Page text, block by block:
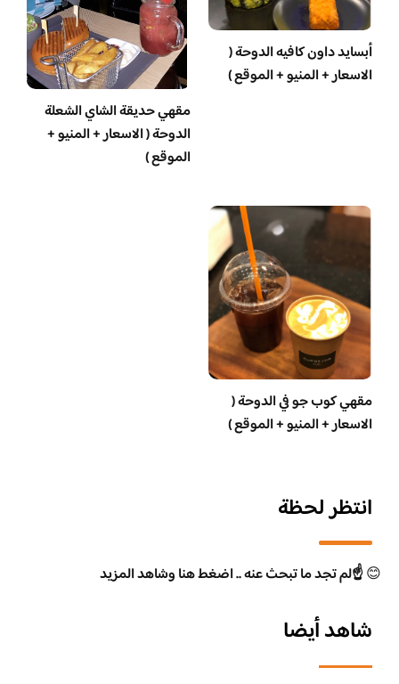
أبسايد داون كافيه الدوحة (
الاسعار + المنيو + الموقع )
مقهي حديقة الشاي الشعلة
الدوحة ( الاسعار + المنيو +
الموقع )
مقهي كوب جو في الدوحة (
الاسعار + المنيو + الموقع )
انتظر لحظة
😊☝️لم تجد ما تبحث عنه .. اضغط هنا وشاهد المزيد
شاهد أيضا